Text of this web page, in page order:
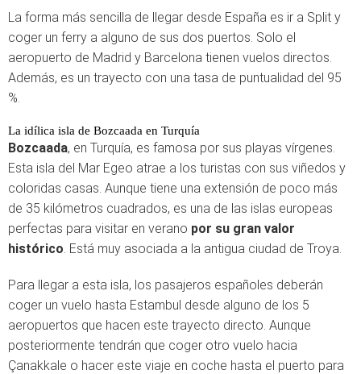
La forma más sencilla de llegar desde España es ir a Split y
coger un ferry a alguno de sus dos puertos. Solo el
aeropuerto de Madrid y Barcelona tienen vuelos directos.
Además, es un trayecto con una tasa de puntualidad del 95
%.
La idílica isla de Bozcaada en Turquía
Bozcaada, en Turquía, es famosa por sus playas vírgenes.
Esta isla del Mar Egeo atrae a los turistas con sus viñedos y
coloridas casas. Aunque tiene una extensión de poco más
de 35 kilómetros cuadrados, es una de las islas europeas
perfectas para visitar en verano por su gran valor
histórico. Está muy asociada a la antigua ciudad de Troya.
Para llegar a esta isla, los pasajeros españoles deberán
coger un vuelo hasta Estambul desde alguno de los 5
aeropuertos que hacen este trayecto directo. Aunque
posteriormente tendrán que coger otro vuelo hacia
Çanakkale o hacer este viaje en coche hasta el puerto para